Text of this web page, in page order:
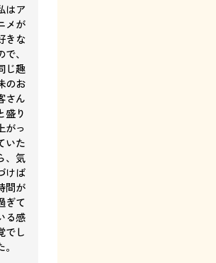
はア
メが
きな
で、
じ趣
のお
さん
盛り
がっ
いた
、気
けば
間が
ぎて
る感
でし
。